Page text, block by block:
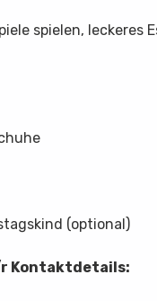
spielen, leckeres
(optional)
Kontaktdetails: